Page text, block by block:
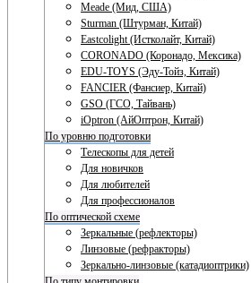
Meade (Мид, США)
Sturman (Штурман, Китай)
Eastcolight (Истколайт, Китай)
CORONADO (Коронадо, Мексика)
EDU-TOYS (Эду-Тойз, Китай)
FANCIER (Фансиер, Китай)
GSO (ГСО, Тайвань)
iOptron (АйОптрон, Китай)
По уровню подготовки
Телескопы для детей
Для новичков
Для любителей
Для профессионалов
По оптической схеме
Зеркальные (рефлекторы)
Линзовые (рефракторы)
Зеркально-линзовые (катадиоптрики)